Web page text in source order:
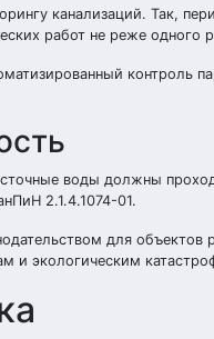
канализаций. Так,
работ не реже одного
контроль
воды должны
2.1.4.1074-01.
для объектов
и экологическим